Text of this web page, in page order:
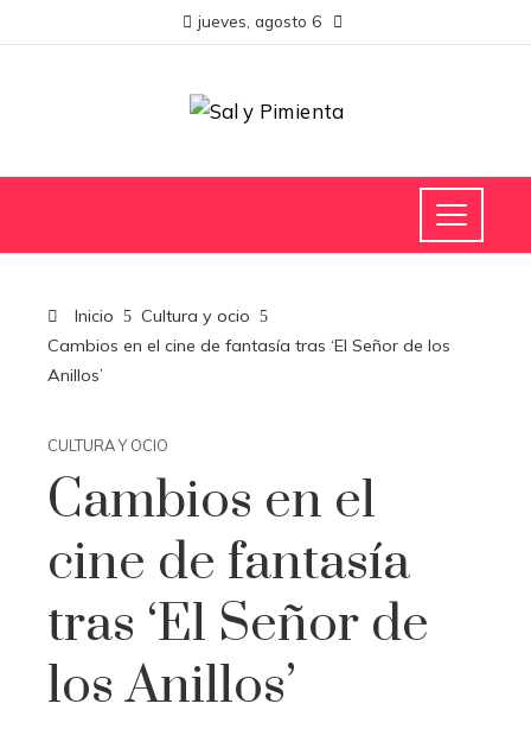
jueves, agosto 6
Inicio
Cultura y ocio
Cambios en el cine de fantasía tras ‘El Señor de los
Anillos’
CULTURA Y OCIO
Cambios en el
cine de fantasía
tras ‘El Señor de
los Anillos’